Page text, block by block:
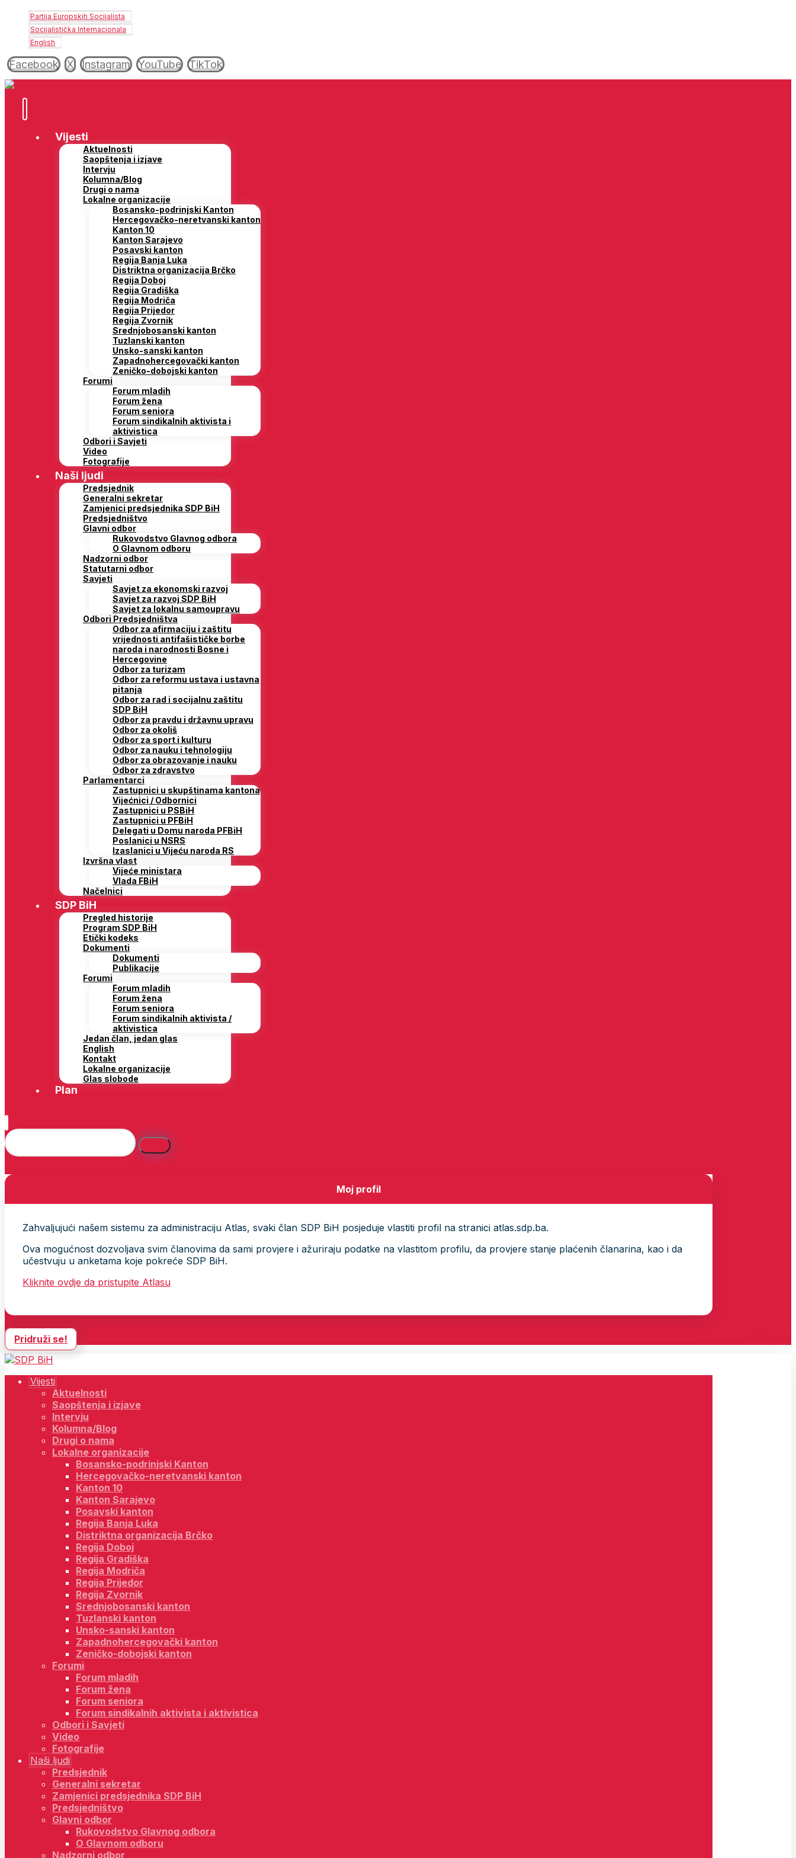
Partija Europskih Socijalista
Socijalistička Internacionala
English
Facebook X Instagram YouTube TikTok
Vijesti
Aktuelnosti
Saopštenja i izjave
Intervju
Kolumna/Blog
Drugi o nama
Lokalne organizacije
Bosansko-podrinjski Kanton
Hercegovačko-neretvanski kanton
Kanton 10
Kanton Sarajevo
Posavski kanton
Regija Banja Luka
Distriktna organizacija Brčko
Regija Doboj
Regija Gradiška
Regija Modriča
Regija Prijedor
Regija Zvornik
Srednjobosanski kanton
Tuzlanski kanton
Unsko-sanski kanton
Zapadnohercegovački kanton
Zeničko-dobojski kanton
Forumi
Forum mladih
Forum žena
Forum seniora
Forum sindikalnih aktivista i
aktivistica
Odbori i Savjeti
Video
Fotografije
Naši ljudi
Predsjednik
Generalni sekretar
Zamjenici predsjednika SDP BiH
Predsjedništvo
Glavni odbor
Rukovodstvo Glavnog odbora
O Glavnom odboru
Nadzorni odbor
Statutarni odbor
Savjeti
Savjet za ekonomski razvoj
Savjet za razvoj SDP BiH
Savjet za lokalnu samoupravu
Odbori Predsjedništva
Odbor za afirmaciju i zaštitu
vrijednosti antifašističke borbe
naroda i narodnosti Bosne i
Hercegovine
Odbor za turizam
Odbor za reformu ustava i ustavna
pitanja
Odbor za rad i socijalnu zaštitu
SDP BiH
Odbor za pravdu i državnu upravu
Odbor za okoliš
Odbor za sport i kulturu
Odbor za nauku i tehnologiju
Odbor za obrazovanje i nauku
Odbor za zdravstvo
Parlamentarci
Zastupnici u skupštinama kantona
Vijećnici / Odbornici
Zastupnici u PSBiH
Zastupnici u PFBiH
Delegati u Domu naroda PFBiH
Poslanici u NSRS
Izaslanici u Vijeću naroda RS
Izvršna vlast
Vijeće ministara
Vlada FBiH
Načelnici
SDP BiH
Pregled historije
Program SDP BiH
Etički kodeks
Dokumenti
Dokumenti
Publikacije
Forumi
Forum mladih
Forum žena
Forum seniora
Forum sindikalnih aktivista /
aktivistica
Jedan član, jedan glas
English
Kontakt
Lokalne organizacije
Glas slobode
Plan
Moj profil
Zahvaljujući našem sistemu za administraciju Atlas, svaki član SDP BiH posjeduje vlastiti profil na stranici atlas.sdp.ba.
Ova mogućnost dozvoljava svim članovima da sami provjere i ažuriraju podatke na vlastitom profilu, da provjere stanje plaćenih članarina, kao i da
učestvuju u anketama koje pokreće SDP BiH.
Kliknite ovdje da pristupite Atlasu
Pridruži se!
Vijesti
Aktuelnosti
Saopštenja i izjave
Intervju
Kolumna/Blog
Drugi o nama
Lokalne organizacije
Bosansko-podrinjski Kanton
Hercegovačko-neretvanski kanton
Kanton 10
Kanton Sarajevo
Posavski kanton
Regija Banja Luka
Distriktna organizacija Brčko
Regija Doboj
Regija Gradiška
Regija Modriča
Regija Prijedor
Regija Zvornik
Srednjobosanski kanton
Tuzlanski kanton
Unsko-sanski kanton
Zapadnohercegovački kanton
Zeničko-dobojski kanton
Forumi
Forum mladih
Forum žena
Forum seniora
Forum sindikalnih aktivista i aktivistica
Odbori i Savjeti
Video
Fotografije
Naši ljudi
Predsjednik
Generalni sekretar
Zamjenici predsjednika SDP BiH
Predsjedništvo
Glavni odbor
Rukovodstvo Glavnog odbora
O Glavnom odboru
Nadzorni odbor